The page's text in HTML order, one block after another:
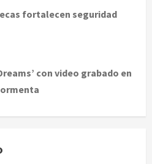
fortalecen seguridad
con video grabado en